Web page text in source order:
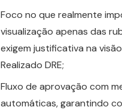
Foco no que realmente
visualização apenas das
exigem justificativa na
Realizado DRE;
Fluxo de aprovação com
automáticas, garantindo